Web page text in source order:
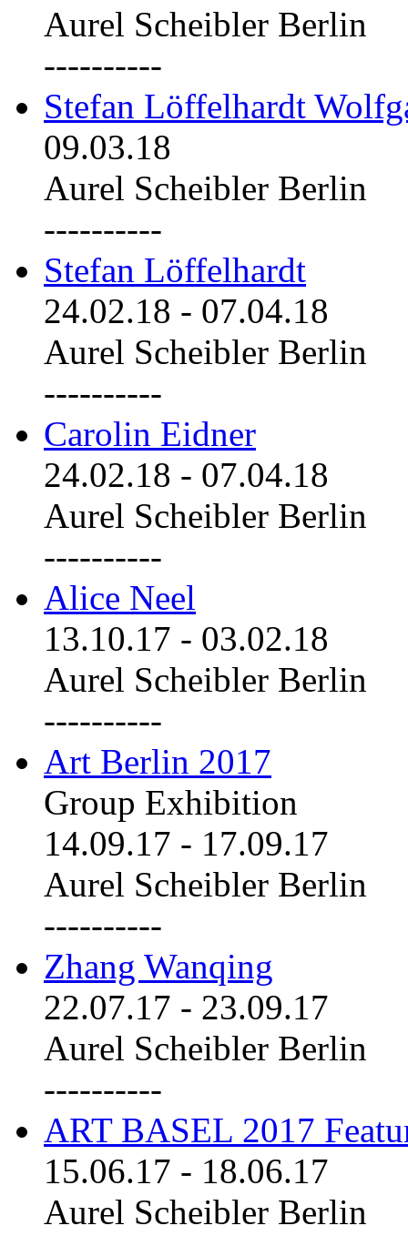
Aurel Scheibler Berlin
----------
Stefan Löffelhardt
09.03.18
Aurel Scheibler Berlin
----------
Stefan Löffelhardt
24.02.18 - 07.04.18
Aurel Scheibler Berlin
----------
Carolin Eidner
24.02.18 - 07.04.18
Aurel Scheibler Berlin
----------
Alice Neel
13.10.17 - 03.02.18
Aurel Scheibler Berlin
----------
Art Berlin 2017
Group Exhibition
14.09.17 - 17.09.17
Aurel Scheibler Berlin
----------
Zhang Wanqing
22.07.17 - 23.09.17
Aurel Scheibler Berlin
----------
ART BASEL 2017
15.06.17 - 18.06.17
Aurel Scheibler Berlin